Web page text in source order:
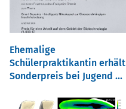
Ehemalige
Schülerpraktikantin erhält
Sonderpreis bei Jugend ...